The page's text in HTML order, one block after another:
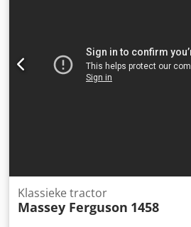
Klassieke tractor
Massey Ferguson 1458